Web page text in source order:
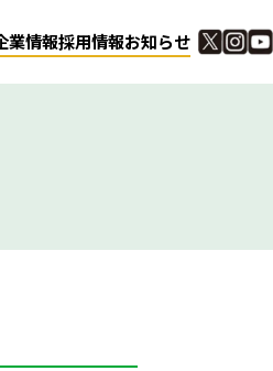
業情報採用情報お知らせ